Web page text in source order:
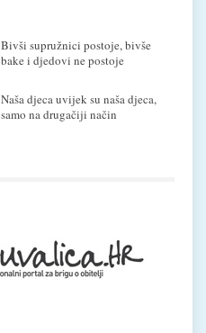
Bivši supružnici postoje, bivše
bake i djedovi ne postoje
Naša djeca uvijek su naša djeca,
samo na drugačiji način